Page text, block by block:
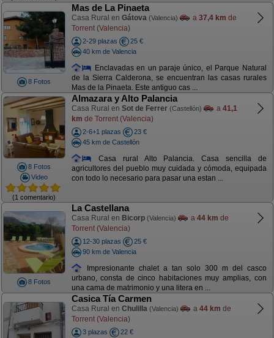
8 Fotos
Mas de La Pinaeta
Casa Rural en Gátova (Valencia) a 37,4 km de
Torrent (Valencia)
2-29 plazas
25 €
40 km de Valencia
Enclavadas en un paraje único, el Parque Natural
de la Sierra Calderona, se encuentran las casas rurales
Mas de la Pinaeta. Este antiguo cas ...
8 Fotos
Video
(1 comentario)
Almazara y Alto Palancia
Casa Rural en Sot de Ferrer (Castellón) a 41,1
km de Torrent (Valencia)
2-6+1 plazas
23 €
45 km de Castellón
Casa rural Alto Palancia. Casa sencilla de
agricultores del pueblo muy cuidada y cómoda, equipada
con todo lo necesario para pasar una estan ...
8 Fotos
La Castellana
Casa Rural en Bicorp (Valencia) a 44 km de
Torrent (Valencia)
12-30 plazas
25 €
90 km de Valencia
Impresionante chalet a tan solo 300 m del casco
urbano, consta de cinco habitaciones muy amplias, con
una cama de matrimonio y una litera en ...
Casica Tía Carmen
Casa Rural en Chulilla (Valencia) a 44 km de
Torrent (Valencia)
3 plazas
22 €